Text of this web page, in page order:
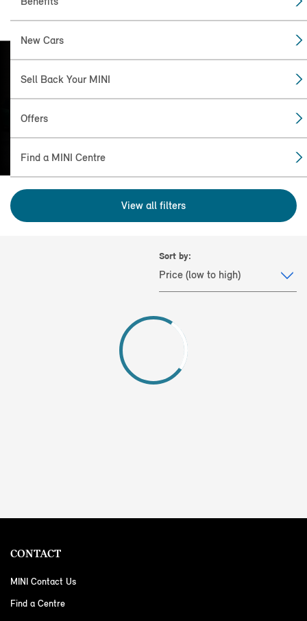
New Cars
Sell Back Your MINI
Offers
Find a MINI Centre
FIND THE
MINI FOR YOU
View all filters
Sort by:
CONTACT
MINI Contact Us
Find a Centre